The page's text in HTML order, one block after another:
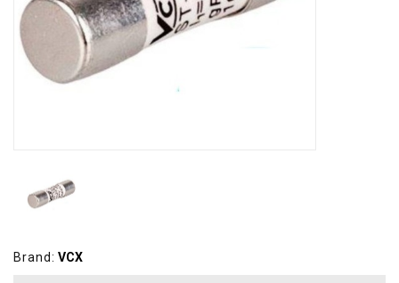
SI
ECHIPAMENTE
ELECTRICE
FOTOVOLTAICE
Brand: VCX